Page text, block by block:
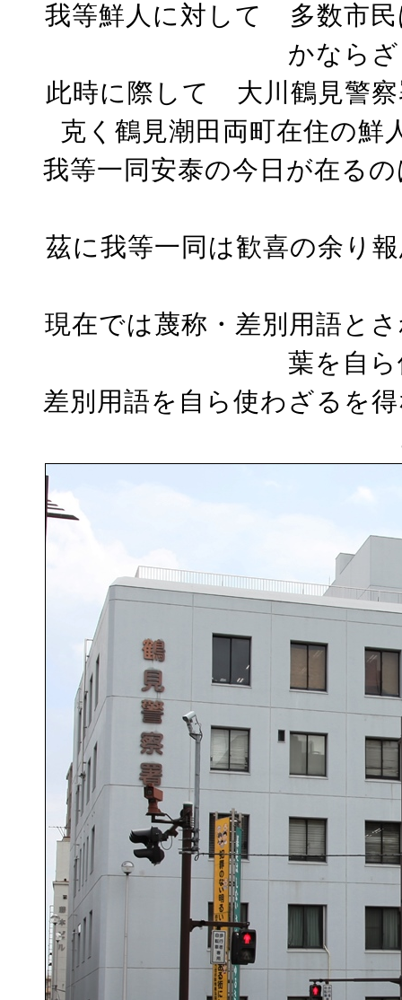
我等鮮人に対して 多数市
かなら
此時に際して 大川鶴見警
克く鶴見潮田両町在住の鮮
我等一同安泰の今日が在る
茲に我等一同は歓喜の余り
現在では蔑称・差別用語と
葉を自
差別用語を自ら使わざるを